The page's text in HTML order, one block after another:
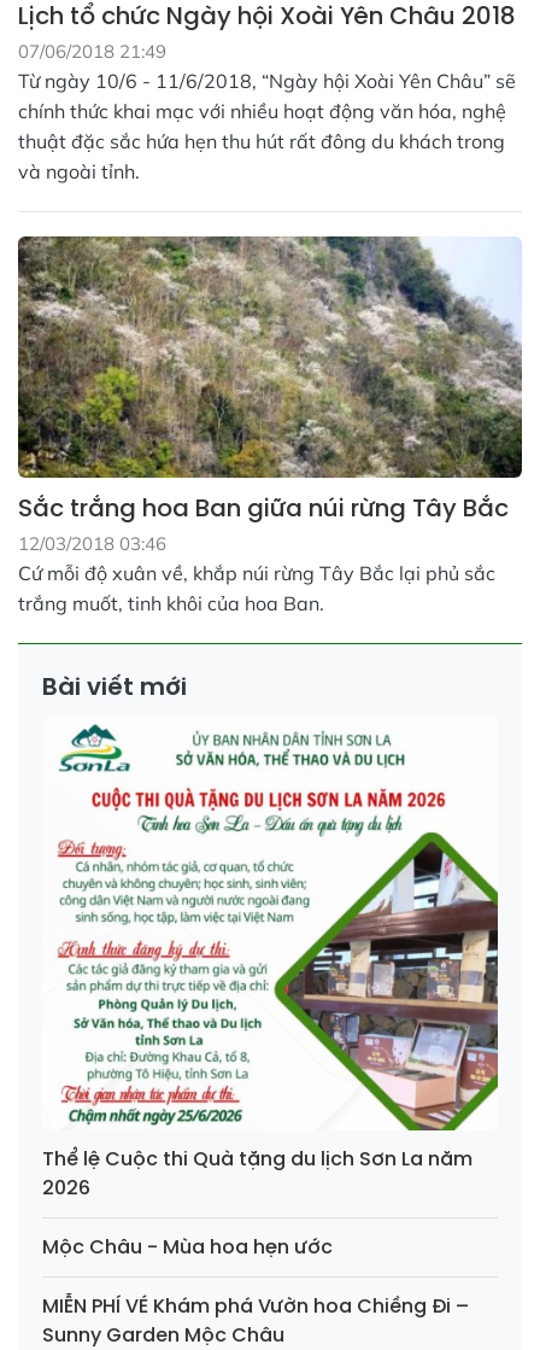
Lịch tổ chức Ngày hội Xoài Yên Châu 2018
07/06/2018 21:49
Từ ngày 10/6 - 11/6/2018, “Ngày hội Xoài Yên Châu” sẽ
chính thức khai mạc với nhiều hoạt động văn hóa, nghệ
thuật đặc sắc hứa hẹn thu hút rất đông du khách trong
và ngoài tỉnh.
Sắc trắng hoa Ban giữa núi rừng Tây Bắc
12/03/2018 03:46
Cứ mỗi độ xuân về, khắp núi rừng Tây Bắc lại phủ sắc
trắng muốt, tinh khôi của hoa Ban.
Bài viết mới
Thể lệ Cuộc thi Quà tặng du lịch Sơn La năm
2026
Mộc Châu - Mùa hoa hẹn ước
MIỄN PHÍ VÉ Khám phá Vườn hoa Chiềng Đi –
Sunny Garden Mộc Châu